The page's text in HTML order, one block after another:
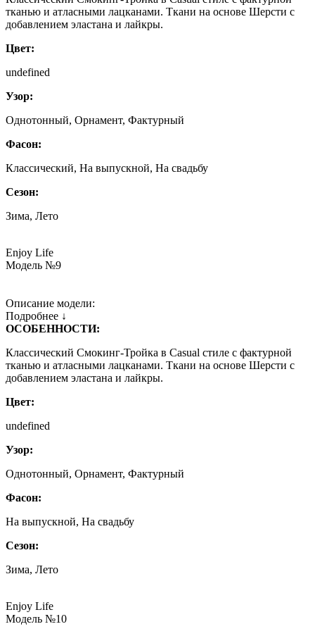
тканью и атласными лацканами. Ткани на основе Шерсти с
добавлением эластана и лайкры.
Цвет:
undefined
Узор:
Однотонный, Орнамент, Фактурный
Фасон:
Классический, На выпускной, На свадьбу
Сезон:
Зима, Лето
Enjoy Life
Модель №9
Описание модели:
Подробнее ↓
ОСОБЕННОСТИ:
Классический Смокинг-Тройка в Casual стиле с фактурной
тканью и атласными лацканами. Ткани на основе Шерсти с
добавлением эластана и лайкры.
Цвет:
undefined
Узор:
Однотонный, Орнамент, Фактурный
Фасон:
На выпускной, На свадьбу
Сезон:
Зима, Лето
Enjoy Life
Модель №10